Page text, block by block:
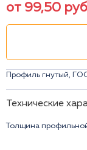
от 99,50
Профиль гнутый,
Технические
Толщина